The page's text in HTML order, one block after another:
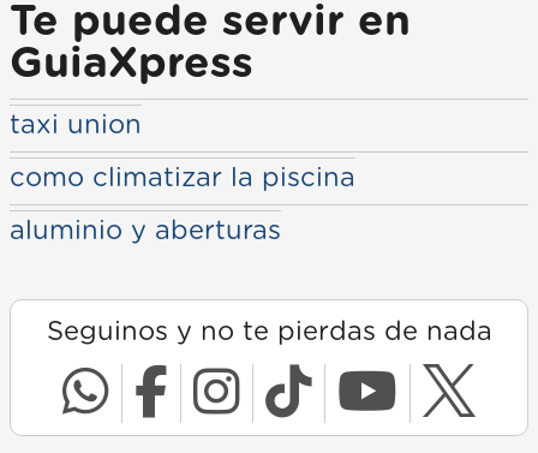
Te puede servir en
GuiaXpress
taxi union
como climatizar la piscina
aluminio y aberturas
Seguinos y no te pierdas de nada